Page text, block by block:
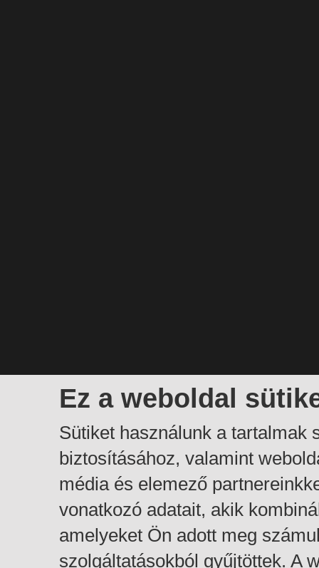
Ez a weboldal
Sütiket használunk a tartalmak
biztosításához, valamint
média és elemező
vonatkozó adatait, akik
amelyeket Ön adott meg
szolgáltatásokból gyűjtöttek. A